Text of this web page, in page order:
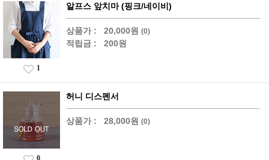
알프스 앞치마 (핑크/네이비)
상품가 : 20,000원 (0)
적립금 : 200원
1
허니 디스펜서
상품가 : 28,000원 (0)
0